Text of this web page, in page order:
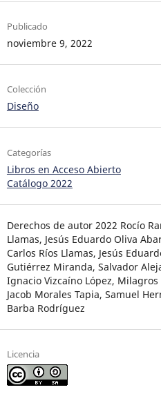
Publicado
noviembre 9, 2022
Colección
Diseño
Categorías
Libros en Acceso Abierto
Catálogo 2022
Derechos de autor 2022 Rocío
Llamas, Jesús Eduardo Oliva
Carlos Ríos Llamas, Jesús
Gutiérrez Miranda, Salvador
Ignacio Vizcaíno López,
Jacob Morales Tapia, Samuel
Barba Rodríguez
Licencia